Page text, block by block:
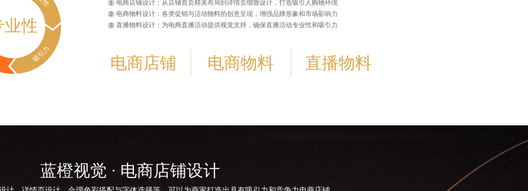
业性
吸引力
电商店铺设计：从店铺首页精美布局到详情页细致设计，打造吸引人购物环境
电商物料设计：各类促销与活动物料的创意呈现，增强品牌形象和市场影响力
直播物料设计：为电商直播活动提供视觉支持，确保直播活动专业性和吸引力
电商店铺 电商物料 直播物料
蓝橙视觉 · 电商店铺设计